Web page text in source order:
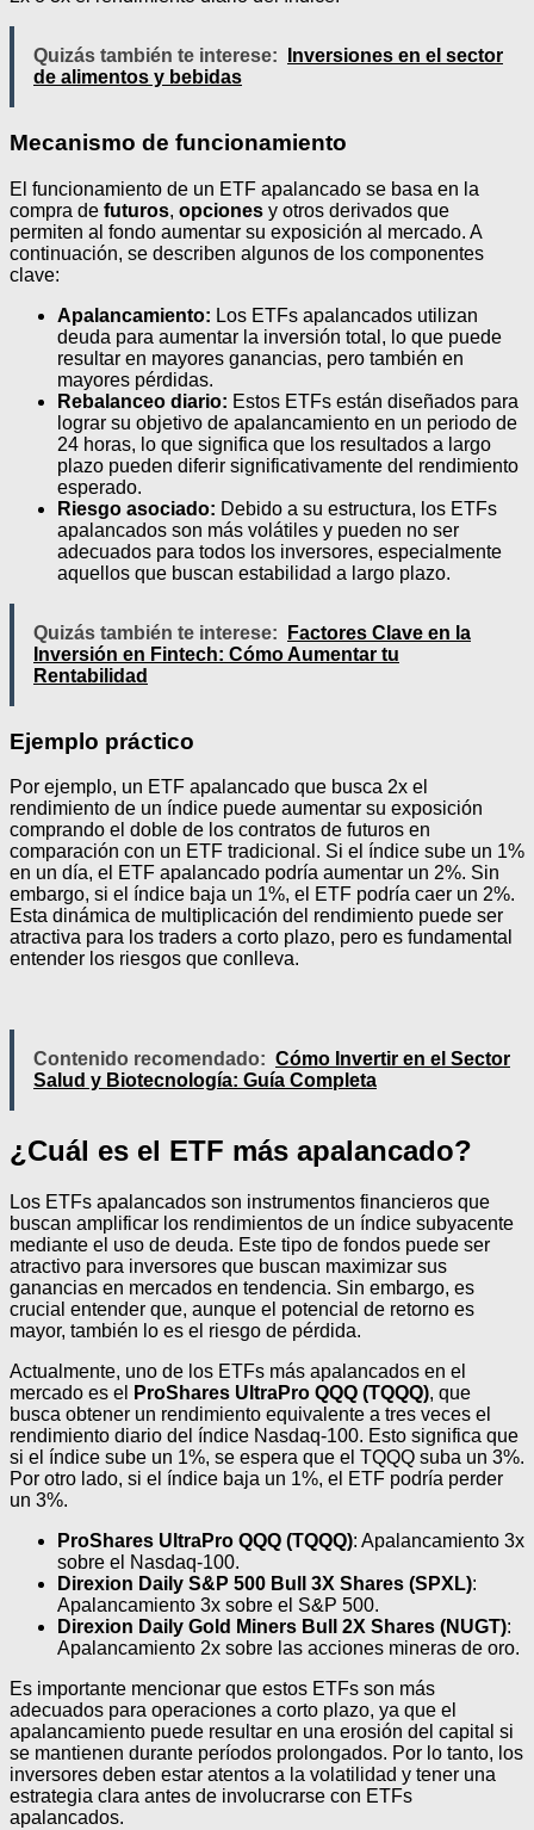
Quizás también te interese:
Inversiones en el sector
de alimentos y bebidas
Mecanismo de funcionamiento
El funcionamiento de un ETF apalancado se basa en la
compra de futuros, opciones y otros derivados que
permiten al fondo aumentar su exposición al mercado. A
continuación, se describen algunos de los componentes
clave:
Apalancamiento: Los ETFs apalancados utilizan
deuda para aumentar la inversión total, lo que puede
resultar en mayores ganancias, pero también en
mayores pérdidas.
Rebalanceo diario: Estos ETFs están diseñados para
lograr su objetivo de apalancamiento en un periodo de
24 horas, lo que significa que los resultados a largo
plazo pueden diferir significativamente del rendimiento
esperado.
Riesgo asociado: Debido a su estructura, los ETFs
apalancados son más volátiles y pueden no ser
adecuados para todos los inversores, especialmente
aquellos que buscan estabilidad a largo plazo.
Quizás también te interese:
Factores Clave en la
Inversión en Fintech: Cómo Aumentar tu
Rentabilidad
Ejemplo práctico
Por ejemplo, un ETF apalancado que busca 2x el
rendimiento de un índice puede aumentar su exposición
comprando el doble de los contratos de futuros en
comparación con un ETF tradicional. Si el índice sube un 1%
en un día, el ETF apalancado podría aumentar un 2%. Sin
embargo, si el índice baja un 1%, el ETF podría caer un 2%.
Esta dinámica de multiplicación del rendimiento puede ser
atractiva para los traders a corto plazo, pero es fundamental
entender los riesgos que conlleva.
Contenido recomendado: Cómo Invertir en el Sector
Salud y Biotecnología: Guía Completa
¿Cuál es el ETF más apalancado?
Los ETFs apalancados son instrumentos financieros que
buscan amplificar los rendimientos de un índice subyacente
mediante el uso de deuda. Este tipo de fondos puede ser
atractivo para inversores que buscan maximizar sus
ganancias en mercados en tendencia. Sin embargo, es
crucial entender que, aunque el potencial de retorno es
mayor, también lo es el riesgo de pérdida.
Actualmente, uno de los ETFs más apalancados en el
mercado es el
ProShares UltraPro QQQ (TQQQ), que
busca obtener un rendimiento equivalente a tres veces el
rendimiento diario del índice Nasdaq-100. Esto significa que
si el índice sube un 1%, se espera que el TQQQ suba un 3%.
Por otro lado, si el índice baja un 1%, el ETF podría perder
un 3%.
ProShares UltraPro QQQ (TQQQ): Apalancamiento 3x
sobre el Nasdaq-100.
Direxion Daily S&P 500 Bull 3X Shares (SPXL):
Apalancamiento 3x sobre el S&P 500.
Direxion Daily Gold Miners Bull 2X Shares (NUGT):
Apalancamiento 2x sobre las acciones mineras de oro.
Es importante mencionar que estos ETFs son más
adecuados para operaciones a corto plazo, ya que el
apalancamiento puede resultar en una erosión del capital si
se mantienen durante períodos prolongados. Por lo tanto, los
inversores deben estar atentos a la volatilidad y tener una
estrategia clara antes de involucrarse con ETFs
apalancados.